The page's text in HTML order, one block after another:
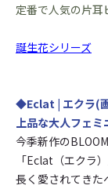
定番で人気の片耳
誕生花シリーズ
◆Eclat | エクラ(
上品な大人フェ
今季新作の
「Eclat（エクラ）
長く愛されてきた